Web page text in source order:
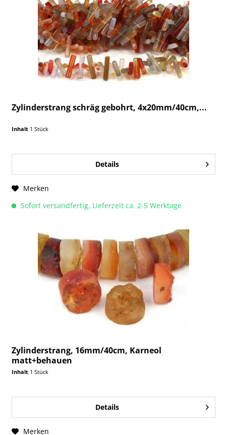
Zylinderstrang schräg gebohrt, 4x20mm/40cm,...
Inhalt 1 Stück
Details
Merken
Sofort versandfertig, Lieferzeit ca. 2-5 Werktage
Zylinderstrang, 16mm/40cm, Karneol
matt+behauen
Inhalt 1 Stück
Details
Merken